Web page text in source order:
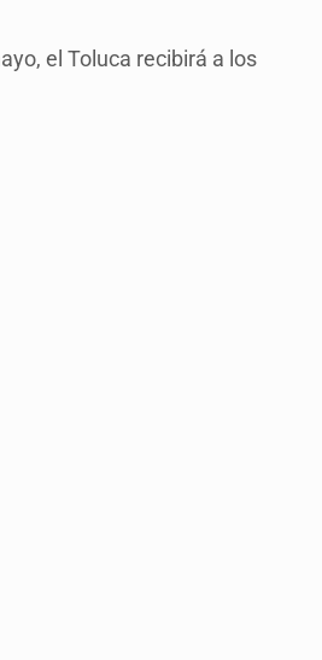
el Toluca recibirá a los